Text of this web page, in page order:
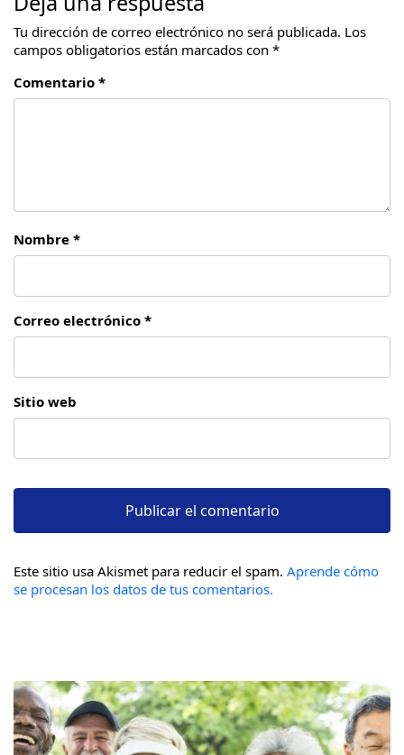
Tu dirección de correo electrónico no será publicada. Los
campos obligatorios están marcados con *
Comentario *
Nombre *
Correo electrónico *
Sitio web
Este sitio usa Akismet para reducir el spam. Aprende cómo
se procesan los datos de tus comentarios.